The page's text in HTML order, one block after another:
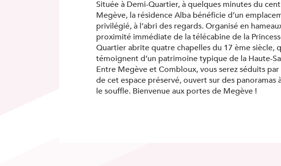
Située à Demi-Quartier, à quelques minutes du
Megève, la résidence Alba bénéficie d’un
privilégié, à l’abri des regards. Organisé en
proximité immédiate de la télécabine de la
Quartier abrite quatre chapelles du 17 ème siècle,
témoignent d’un patrimoine typique de la Haute-
Entre Megève et Combloux, vous serez séduits par
de cet espace préservé, ouvert sur des panoramas
le souffle. Bienvenue aux portes de Megève !